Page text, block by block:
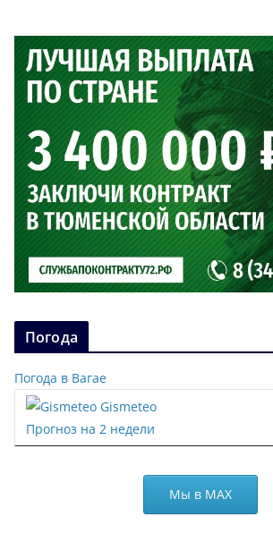
Погода
Погода в Вагае
Gismeteo
Прогноз на 2 недели
Мы в МАХ